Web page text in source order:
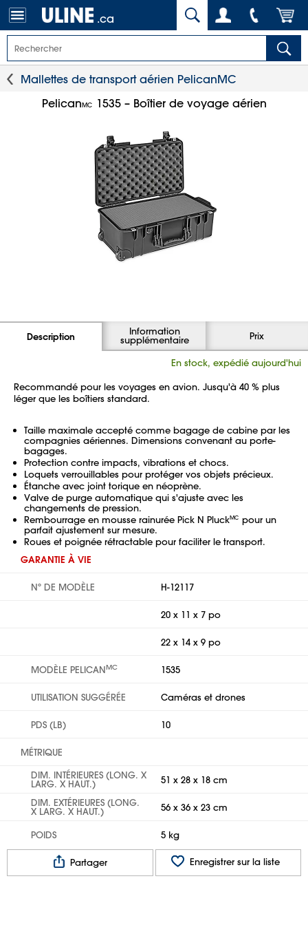
.ca
Mallettes de transport aérien PelicanMC
PelicanMC 1535 – Boîtier de voyage aérien
Description Information
supplémentaire Prix
En stock, expédié aujourd'hui
Recommandé pour les voyages en avion. Jusqu'à 40 % plus
léger que les boîtiers standard.
Taille maximale accepté comme bagage de cabine par les
compagnies aériennes. Dimensions convenant au porte-
bagages.
Protection contre impacts, vibrations et chocs.
Loquets verrouillables pour protéger vos objets précieux.
Étanche avec joint torique en néoprène.
Valve de purge automatique qui s'ajuste avec les
changements de pression.
Rembourrage en mousse rainurée Pick N PluckMC pour un
parfait ajustement sur mesure.
Roues et poignée rétractable pour faciliter le transport.
GARANTIE À VIE
Nº DE MODÈLE H-12117
20 x 11 x 7 po
22 x 14 x 9 po
MODÈLE PELICANMC 1535
UTILISATION SUGGÉRÉE Caméras et drones
PDS (LB) 10
MÉTRIQUE
DIM. INTÉRIEURES (LONG. X
LARG. X HAUT.)
51 x 28 x 18 cm
DIM. EXTÉRIEURES (LONG.
X LARG. X HAUT.) 56 x 36 x 23 cm
POIDS 5 kg
Partager Enregistrer sur la liste